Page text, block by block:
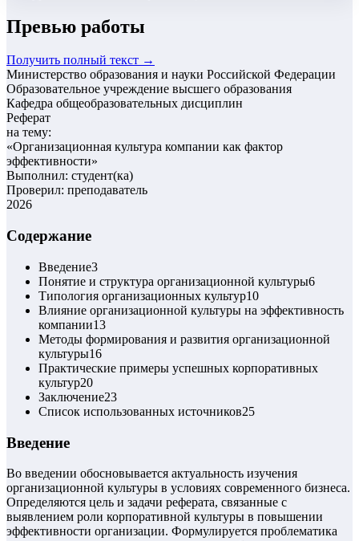
Превью работы
Получить полный текст →
Министерство образования и науки Российской Федерации
Образовательное учреждение высшего образования
Кафедра общеобразовательных дисциплин
Реферат
на тему:
«Организационная культура компании как фактор
эффективности»
Выполнил: студент(ка)
Проверил: преподаватель
2026
Содержание
Введение3
Понятие и структура организационной культуры6
Типология организационных культур10
Влияние организационной культуры на эффективность
компании13
Методы формирования и развития организационной
культуры16
Практические примеры успешных корпоративных
культур20
Заключение23
Список использованных источников25
Введение
Во введении обосновывается актуальность изучения
организационной культуры в условиях современного бизнеса.
Определяются цель и задачи реферата, связанные с
выявлением роли корпоративной культуры в повышении
эффективности организации. Формулируется проблематика